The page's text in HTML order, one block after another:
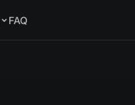
FAQ